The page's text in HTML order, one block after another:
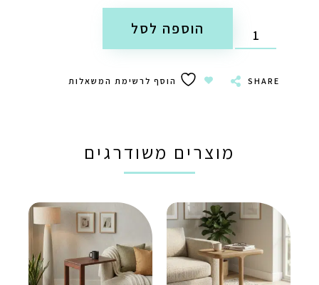
הוספה לסל
SHARE הוסף לרשימת המשאלות
מוצרים משודרגים